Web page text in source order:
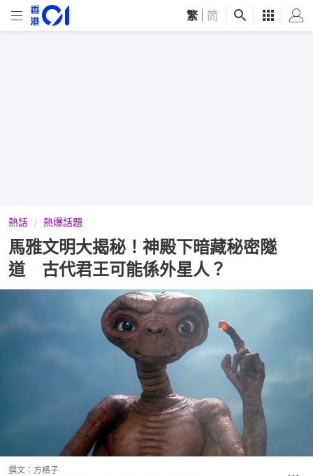
繁 简
熱話 熱爆話題
馬雅文明大揭秘！神殿下暗藏秘密隧
道 古代君王可能係外星人？
撰文： 方格子